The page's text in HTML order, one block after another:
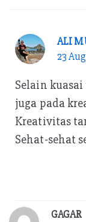
ALI
23
Selain
juga pada
Kreativitas
Sehat-sehat
GAGAR